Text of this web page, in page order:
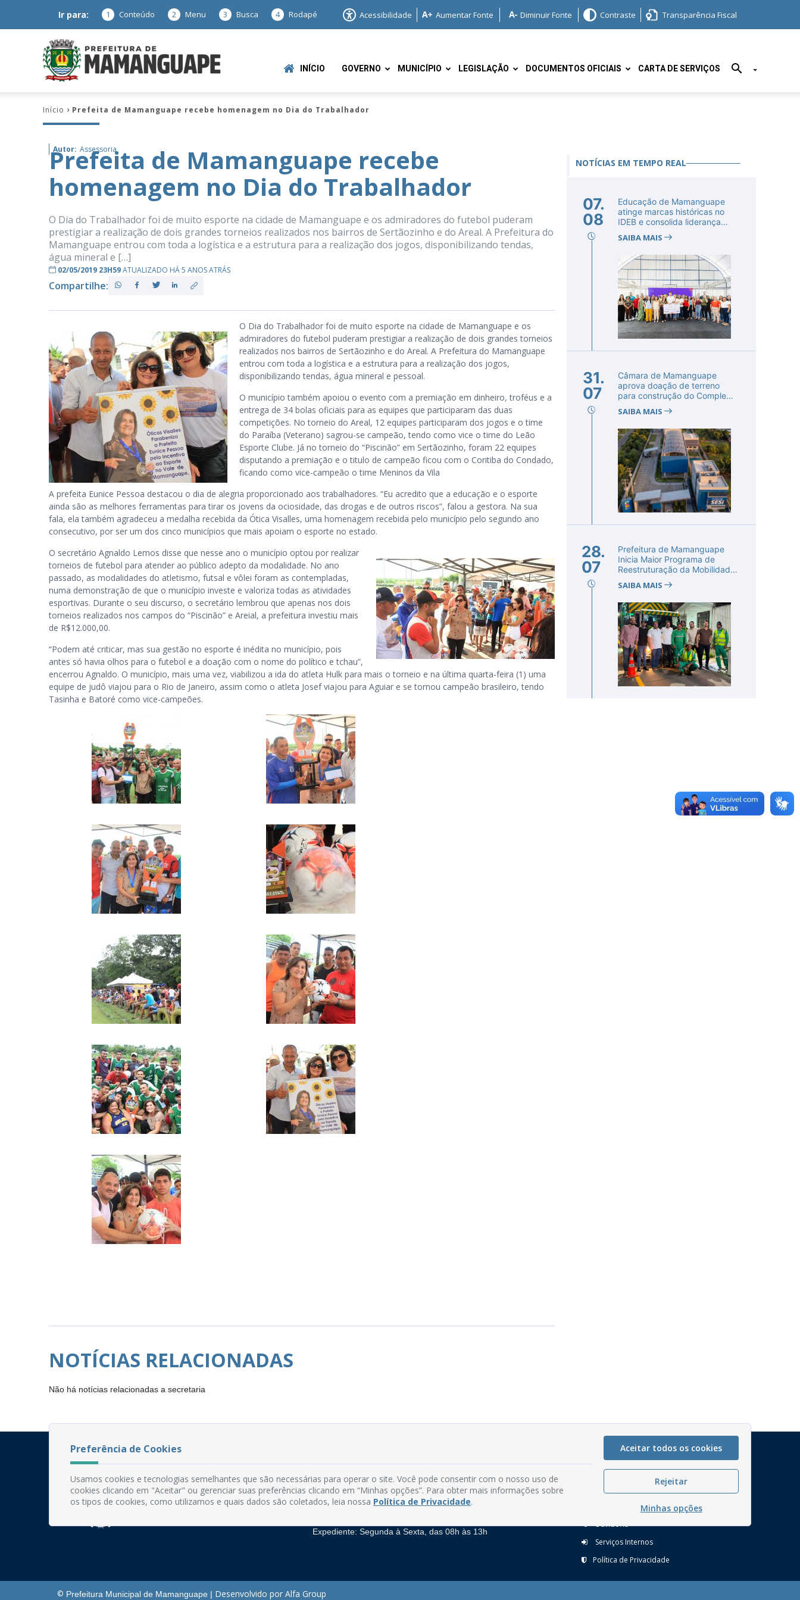
Ir para: 1 Conteúdo 2 Menu 3 Busca 4 Rodapé Acessibilidade Aumentar Fonte Diminuir Fonte Contraste Transparência Fiscal
Mamanguape
–
PB
INÍCIO GOVERNO MUNICÍPIO LEGISLAÇÃO DOCUMENTOS OFICIAIS CARTA DE SERVIÇOS
Início Prefeita de Mamanguape recebe homenagem no Dia do Trabalhador
Autor: Assessoria
Prefeita de Mamanguape recebe
homenagem no Dia do Trabalhador
O Dia do Trabalhador foi de muito esporte na cidade de Mamanguape e os admiradores do futebol puderam
prestigiar a realização de dois grandes torneios realizados nos bairros de Sertãozinho e do Areal. A Prefeitura do
Mamanguape entrou com toda a logística e a estrutura para a realização dos jogos, disponibilizando tendas,
água mineral e […]
02/05/2019 23H59ATUALIZADO HÁ 5 ANOS ATRÁS
Compartilhe:
O Dia do Trabalhador foi de muito esporte na cidade de Mamanguape e os
admiradores do futebol puderam prestigiar a realização de dois grandes torneios
realizados nos bairros de Sertãozinho e do Areal. A Prefeitura do Mamanguape
entrou com toda a logística e a estrutura para a realização dos jogos,
disponibilizando tendas, água mineral e pessoal.
O município também apoiou o evento com a premiação em dinheiro, troféus e a
entrega de 34 bolas oficiais para as equipes que participaram das duas
competições. No torneio do Areal, 12 equipes participaram dos jogos e o time
do Paraíba (Veterano) sagrou-se campeão, tendo como vice o time do Leão
Esporte Clube. Já no torneio do “Piscinão” em Sertãozinho, foram 22 equipes
disputando a premiação e o titulo de campeão ficou com o Coritiba do Condado,
ficando como vice-campeão o time Meninos da Vila
A prefeita Eunice Pessoa destacou o dia de alegria proporcionado aos trabalhadores. “Eu acredito que a educação e o esporte
ainda são as melhores ferramentas para tirar os jovens da ociosidade, das drogas e de outros riscos”, falou a gestora. Na sua
fala, ela também agradeceu a medalha recebida da Ótica Visalles, uma homenagem recebida pelo município pelo segundo ano
consecutivo, por ser um dos cinco municípios que mais apoiam o esporte no estado.
O secretário Agnaldo Lemos disse que nesse ano o município optou por realizar
torneios de futebol para atender ao público adepto da modalidade. No ano
passado, as modalidades do atletismo, futsal e vôlei foram as contempladas,
numa demonstração de que o município investe e valoriza todas as atividades
esportivas. Durante o seu discurso, o secretário lembrou que apenas nos dois
torneios realizados nos campos do “Piscinão” e Areial, a prefeitura investiu mais
de R$12.000,00.
“Podem até criticar, mas sua gestão no esporte é inédita no município, pois
antes só havia olhos para o futebol e a doação com o nome do político e tchau”,
encerrou Agnaldo. O município, mais uma vez, viabilizou a ida do atleta Hulk para mais o torneio e na última quarta-feira (1) uma
equipe de judô viajou para o Rio de Janeiro, assim como o atleta Josef viajou para Aguiar e se tornou campeão brasileiro, tendo
Tasinha e Batoré como vice-campeões.
NOTÍCIAS RELACIONADAS
Não há notícias relacionadas a secretaria
NOTÍCIAS EM TEMPO REAL
07.
08
Educação de Mamanguape
atinge marcas históricas no
IDEB e consolida liderança
SAIBA MAIS
31.
07
Câmara de Mamanguape
aprova doação de terreno
para construção do Complexo
SAIBA MAIS
28.
07
Prefeitura de Mamanguape
Inicia Maior Programa de
Reestruturação da Mobilidade
SAIBA MAIS
Rua do Imperador, 78, Centro
CEP: 58.280-000 - Mamanguape/PB
Fone: (83) 3292-2246
Expediente: Segunda à Sexta, das 08h às 13h
Mapa do Site
Perguntas frequentes
Manual de Navegação
Ouvidoria
Serviços Internos
Política de Privacidade
© Prefeitura Municipal de Mamanguape | Desenvolvido por Alfa Group
Preferência de Cookies
Usamos cookies e tecnologias semelhantes que são necessárias para operar o site. Você pode consentir com o nosso uso de
cookies clicando em "Aceitar" ou gerenciar suas preferências clicando em “Minhas opções”. Para obter mais informações sobre
os tipos de cookies, como utilizamos e quais dados são coletados, leia nossa Política de Privacidade.
Aceitar todos os cookies
Rejeitar
Minhas opções